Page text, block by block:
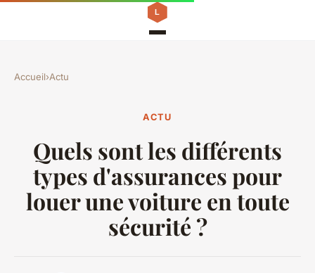
Accueil›Actu
ACTU
Quels sont les différents
types d'assurances pour
louer une voiture en toute
sécurité ?